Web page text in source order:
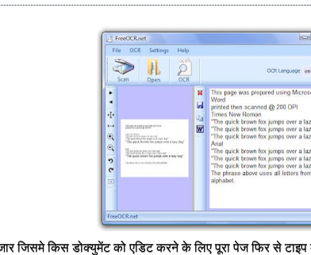
जिसमे किस डोक्युमेंट को एडिट करने के लिए पूरा पेज फिर से